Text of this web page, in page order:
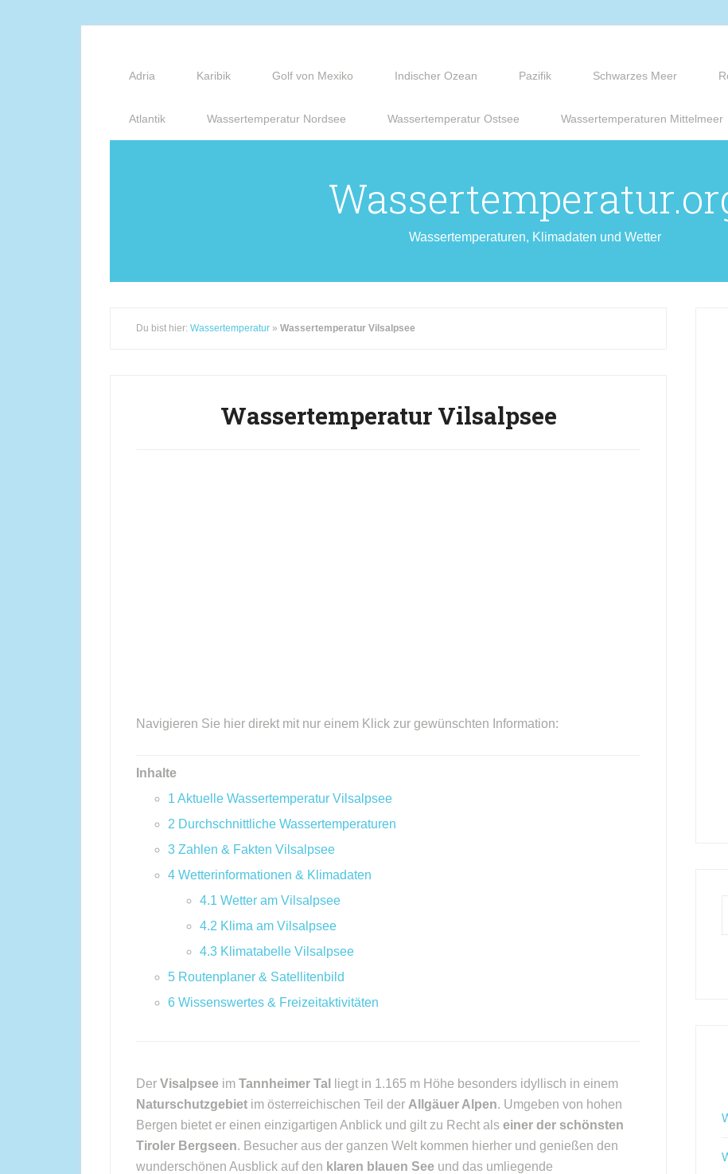
Adria Karibik Golf von Mexiko Indischer Ozean Pazifik Schwarzes Meer
Atlantik Wassertemperatur Nordsee Wassertemperatur Ostsee Wassertemperaturen Mittelmeer
Wassertemperaturen, Klimadaten und Wetter
Du bist hier: Wassertemperatur » Wassertemperatur Vilsalpsee
Wassertemperatur Vilsalpsee
Navigieren Sie hier direkt mit nur einem Klick zur gewünschten Information:
Inhalte
1 Aktuelle Wassertemperatur Vilsalpsee
2 Durchschnittliche Wassertemperaturen
3 Zahlen & Fakten Vilsalpsee
4 Wetterinformationen & Klimadaten
4.1 Wetter am Vilsalpsee
4.2 Klima am Vilsalpsee
4.3 Klimatabelle Vilsalpsee
5 Routenplaner & Satellitenbild
6 Wissenswertes & Freizeitaktivitäten
Der Visalpsee im Tannheimer Tal
liegt in 1.165 m Höhe besonders idyllisch in einem
Naturschutzgebiet im österreichischen Teil der Allgäuer Alpen. Umgeben von hohen
Bergen bietet er einen einzigartigen Anblick und gilt zu Recht als einer der schönsten
Tiroler Bergseen. Besucher aus der ganzen Welt kommen hierher und genießen den
wunderschönen Ausblick auf den klaren blauen See und das umliegende